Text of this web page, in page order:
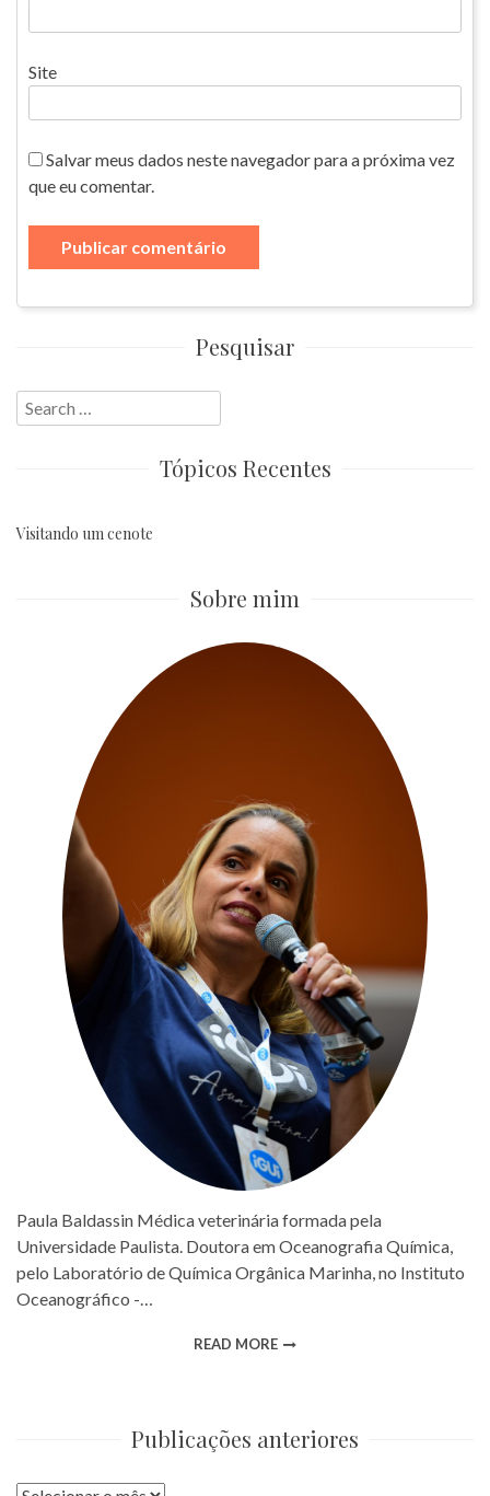
Site
Salvar meus dados neste navegador para a próxima vez
que eu comentar.
Pesquisar
Search
for:
Tópicos Recentes
Visitando um cenote
Sobre mim
Paula Baldassin Médica veterinária formada pela
Universidade Paulista. Doutora em Oceanografia Química,
pelo Laboratório de Química Orgânica Marinha, no Instituto
Oceanográfico -…
READ MORE
Publicações anteriores